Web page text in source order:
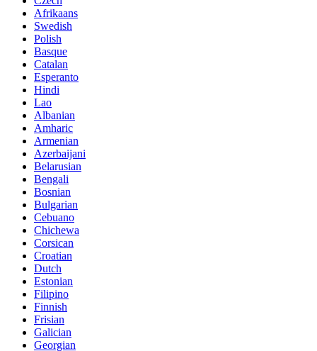
Afrikaans
Swedish
Polish
Basque
Catalan
Esperanto
Hindi
Lao
Albanian
Amharic
Armenian
Azerbaijani
Belarusian
Bengali
Bosnian
Bulgarian
Cebuano
Chichewa
Corsican
Croatian
Dutch
Estonian
Filipino
Finnish
Frisian
Galician
Georgian